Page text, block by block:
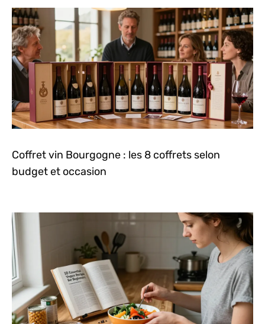
Coffret vin Bourgogne : les 8 coffrets selon
budget et occasion